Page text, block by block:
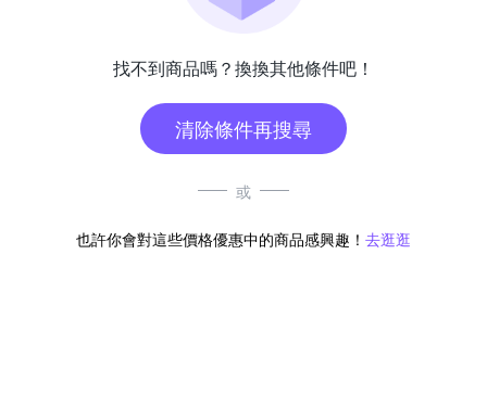
找不到商品嗎？換換其他條件吧！
清除條件再搜尋
或
也許你會對這些價格優惠中的商品感興趣！ 去逛逛